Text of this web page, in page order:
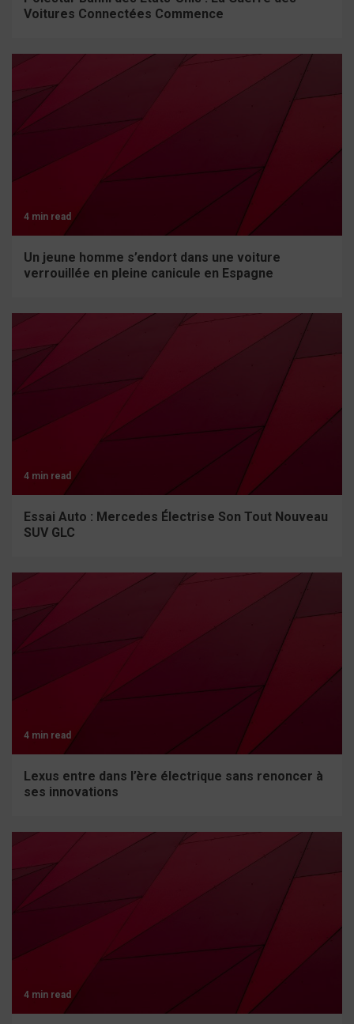
Voitures Connectées Commence
4 min read
Un jeune homme s’endort dans une voiture
verrouillée en pleine canicule en Espagne
4 min read
Essai Auto : Mercedes Électrise Son Tout Nouveau
SUV GLC
4 min read
Lexus entre dans l’ère électrique sans renoncer à
ses innovations
4 min read